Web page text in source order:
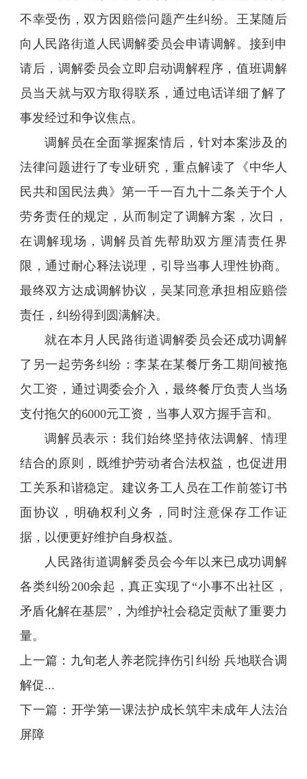
不幸受伤，双方因赔偿问题产生纠纷。王某随后
向人民路街道人民调解委员会申请调解。接到申
请后，调解委员会立即启动调解程序，值班调解
员当天就与双方取得联系，通过电话详细了解了
事发经过和争议焦点。
调解员在全面掌握案情后，针对本案涉及的
法律问题进行了专业研究，重点解读了《中华人
民共和国民法典》第一千一百九十二条关于个人
劳务责任的规定，从而制定了调解方案，次日，
在调解现场，调解员首先帮助双方厘清责任界
限，通过耐心释法说理，引导当事人理性协商。
最终双方达成调解协议，吴某同意承担相应赔偿
责任，纠纷得到圆满解决。
就在本月人民路街道调解委员会还成功调解
了另一起劳务纠纷：李某在某餐厅务工期间被拖
欠工资，通过调委会介入，最终餐厅负责人当场
支付拖欠的6000元工资，当事人双方握手言和。
调解员表示：我们始终坚持依法调解、情理
结合的原则，既维护劳动者合法权益，也促进用
工关系和谐稳定。建议务工人员在工作前签订书
面协议，明确权利义务，同时注意保存工作证
据，以便更好维护自身权益。
人民路街道调解委员会今年以来已成功调解
各类纠纷200余起，真正实现了“小事不出社区，
矛盾化解在基层”，为维护社会稳定贡献了重要力
量。
上一篇： 九旬老人养老院摔伤引纠纷 兵地联合调
解促...
下一篇： 开学第一课法护成长筑牢未成年人法治
屏障